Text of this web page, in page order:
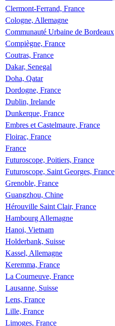
Clermont-Ferrand, France
Cologne, Allemagne
Communauté Urbaine de Bordeaux
Compiègne, France
Coutras, France
Dakar, Senegal
Doha, Qatar
Dordogne, France
Dublin, Irelande
Dunkerque, France
Embres et Castelmaure, France
Floirac, France
France
Futuroscope, Poitiers, France
Futuroscope, Saint Georges, France
Grenoble, France
Guangzhou, Chine
Hérouville Saint Clair, France
Hambourg Allemagne
Hanoi, Vietnam
Holderbank, Suisse
Kassel, Allemagne
Keremma, France
La Courneuve, France
Lausanne, Suisse
Lens, France
Lille, France
Limoges, France